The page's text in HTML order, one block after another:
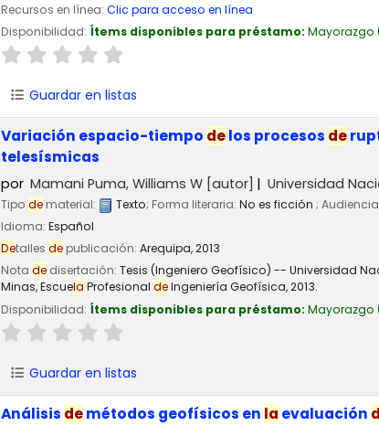
Recursos en línea: Clic para acceso en línea
Disponibilidad: Ítems disponibles para préstamo: Mayorazgo
Guardar en listas
Variación espacio-tiempo delos procesos de
telesísmicas
por Mamani Puma, Williams W [autor] Universidad
Tipo de material: Texto; Forma literaria: No es ficción ;
Idioma: Español
Detalles de publicación: Arequipa,2013
Nota de disertación: Tesis (Ingeniero Geofísico) -- Universidad
Minas, Escuela Profesional deIngeniería Geofísica, 2013.
Disponibilidad: Ítems disponibles para préstamo: Mayorazgo
Guardar en listas
Análisis demétodos geofísicos en la evaluación